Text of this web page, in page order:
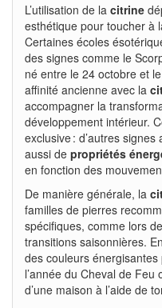
L’utilisation de la citrine
esthétique pour toucher à
Certaines écoles
des signes comme le
né entre le 24 octobre et
affinité ancienne avec la
accompagner la
développement intérieur.
exclusive : d’autres
aussi de propriétés
en fonction des
De manière générale, la
familles de pierres
spécifiques, comme lors
transitions saisonnières. En
des couleurs
l’année du Cheval de Feu
d’une maison à l’aide de